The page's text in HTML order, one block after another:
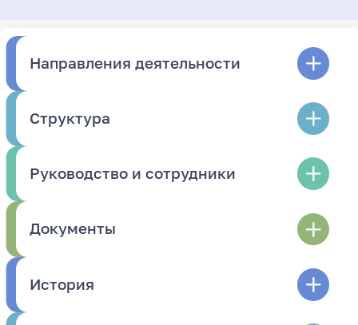
Направления деятельности
Структура
Руководство и сотрудники
Документы
История